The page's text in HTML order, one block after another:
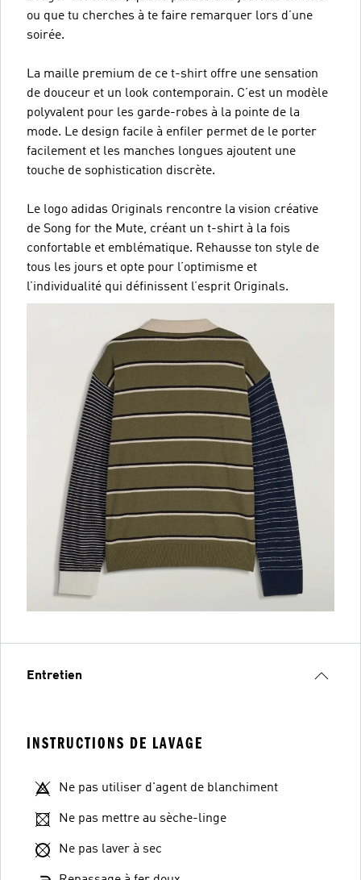
ou que tu cherches à te faire remarquer lors d’une
soirée.
La maille premium de ce t-shirt offre une sensation
de douceur et un look contemporain. C’est un modèle
polyvalent pour les garde-robes à la pointe de la
mode. Le design facile à enfiler permet de le porter
facilement et les manches longues ajoutent une
touche de sophistication discrète.
Le logo adidas Originals rencontre la vision créative
de Song for the Mute, créant un t-shirt à la fois
confortable et emblématique. Rehausse ton style de
tous les jours et opte pour l’optimisme et
l’individualité qui définissent l’esprit Originals.
Entretien
INSTRUCTIONS DE LAVAGE
Ne pas utiliser d'agent de blanchiment
Ne pas mettre au sèche-linge
Ne pas laver à sec